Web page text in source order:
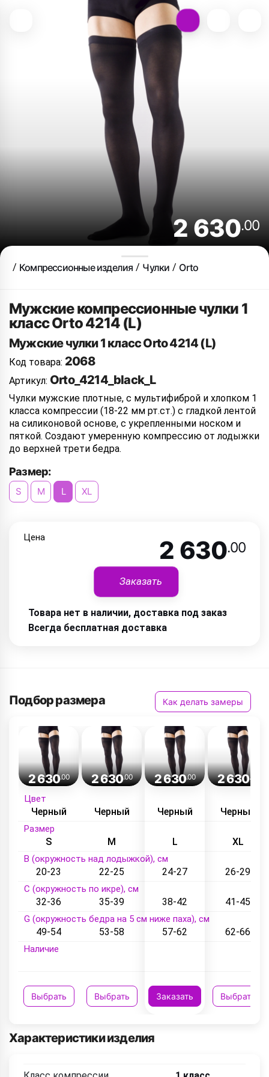
2 630.00
Компрессионные изделия Чулки Orto
Мужские компрессионные чулки 1
класс Orto 4214 (L)
Мужские чулки 1 класс Orto 4214 (L)
Код товара: 2068
Артикул: Orto_4214_black_L
Чулки мужские плотные, с мультифиброй и хлопком 1
класса компрессии (18-22 мм рт.ст.) с гладкой лентой
на силиконовой основе, с укрепленными носком и
пяткой. Создают умеренную компрессию от лодыжки
до верхней трети бедра.
Размер:
S M L XL
Цена 2 630.00
Заказать
Товара нет в наличии, доставка под заказ
Всегда бесплатная доставка
Подбор размера Как делать замеры
Цвет
Размер
B (окружность над лодыжкой), см
C (окружность по икре), см
G (окружность бедра на 5 см ниже паха), см
Наличие
2 630.00
Черный
S
20-23
32-36
49-54
Выбрать
2 630.00
Черный
M
22-25
35-39
53-58
Выбрать
2 630.00
Черный
L
24-27
38-42
57-62
Заказать
2 630.00
Черный
XL
26-29
41-45
62-66
Выбрать
Характеристики изделия